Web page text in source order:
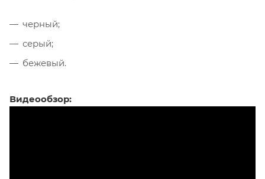
черный;
серый;
бежевый.
Видеообзор: